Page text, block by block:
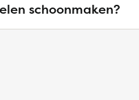
schoonmaken?